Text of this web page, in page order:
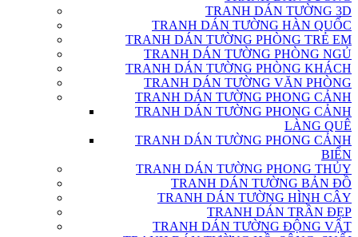
TRANH DÁN TƯỜNG 3D
TRANH DÁN TƯỜNG HÀN QUỐC
TRANH DÁN TƯỜNG PHÒNG TRẺ EM
TRANH DÁN TƯỜNG PHÒNG NGỦ
TRANH DÁN TƯỜNG PHÒNG KHÁCH
TRANH DÁN TƯỜNG VĂN PHÒNG
TRANH DÁN TƯỜNG PHONG CẢNH
TRANH DÁN TƯỜNG PHONG CẢNH
LÀNG QUÊ
TRANH DÁN TƯỜNG PHONG CẢNH
BIỂN
TRANH DÁN TƯỜNG PHONG THỦY
TRANH DÁN TƯỜNG BẢN ĐỒ
TRANH DÁN TƯỜNG HÌNH CÂY
TRANH DÁN TRẦN ĐẸP
TRANH DÁN TƯỜNG ĐỘNG VẬT